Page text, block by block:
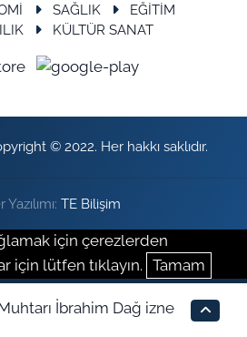
SAĞLIK
EĞİTİM
KÜLTÜR SANAT
© 2022. Her hakkı saklıdır.
TE Bilişim
için çerezlerden
için lütfen tıklayın. Tamam
İbrahim Dağ izne